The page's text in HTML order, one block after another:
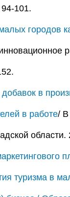
101.
городов
в
в работе/ В
туризма в